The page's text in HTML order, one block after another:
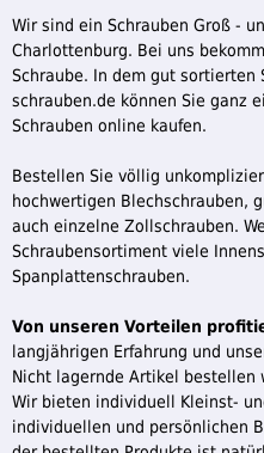
Wir sind ein Schrauben Groß -
Charlottenburg. Bei uns
Schraube. In dem gut sortierten
schrauben.de können Sie ganz
Schrauben online kaufen.
Bestellen Sie völlig
hochwertigen Blechschrauben,
auch einzelne Zollschrauben.
Schraubensortiment viele
Spanplattenschrauben.
Von unseren Vorteilen
langjährigen Erfahrung und
Nicht lagernde Artikel bestellen
Wir bieten individuell Kleinst-
individuellen und persönlichen